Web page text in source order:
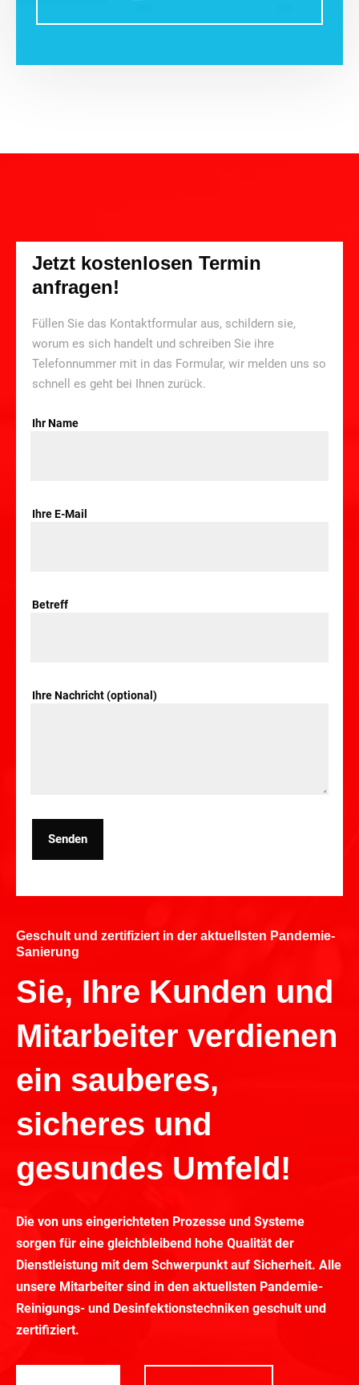
Jetzt kostenlosen Termin
anfragen!
Füllen Sie das Kontaktformular aus, schildern sie,
worum es sich handelt und schreiben Sie ihre
Telefonnummer mit in das Formular, wir melden uns so
schnell es geht bei Ihnen zurück.
Ihr Name
Ihre E-Mail
Betreff
Ihre Nachricht (optional)
Senden
Geschult und zertifiziert in der aktuellsten Pandemie-
Sanierung
Sie, Ihre Kunden und
Mitarbeiter verdienen
ein sauberes,
sicheres und
gesundes Umfeld!
Die von uns eingerichteten Prozesse und Systeme
sorgen für eine gleichbleibend hohe Qualität der
Dienstleistung mit dem Schwerpunkt auf Sicherheit. Alle
unsere Mitarbeiter sind in den aktuellsten Pandemie-
Reinigungs- und Desinfektionstechniken geschult und
zertifiziert.